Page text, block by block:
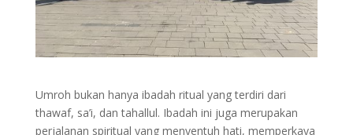
Umroh bukan hanya ibadah ritual yang terdiri dari
thawaf, sa’i, dan tahallul. Ibadah ini juga merupakan
perjalanan spiritual yang menyentuh hati, memperkaya